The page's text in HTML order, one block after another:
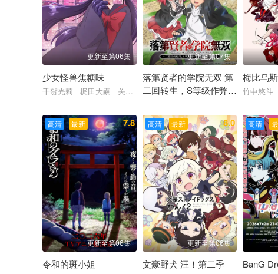
更新至第06集
少女怪兽焦糖味
千贺光莉 梶田大嗣 关根明良 白石晴香 三石琴乃
更新至第07集
落第贤者的学院无双 第
二回转生，S等级作弊魔
梅比乌
竹中悠
最新
高清 7.8
更新至第06集
令和的斑小姐
最新
高清 8.0
更新至第06集
文豪野犬 汪！第二季
高清
BanG